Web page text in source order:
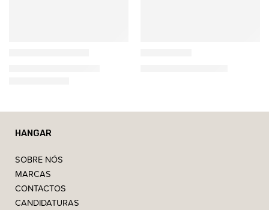
HANGAR
SOBRE NÓS
MARCAS
CONTACTOS
CANDIDATURAS